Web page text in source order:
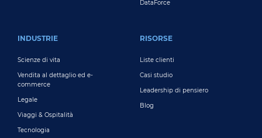
DataForce
INDUSTRIE
Scienze di vita
Vendita al dettaglio ed e-
commerce
Legale
Viaggi & Ospitalità
Tecnologia
RISORSE
Liste clienti
Casi studio
Leadership di pensiero
Blog